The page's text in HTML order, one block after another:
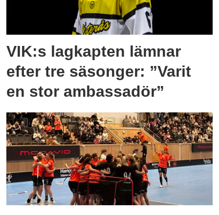
VIK:s lagkapten lämnar
efter tre säsonger: ”Varit
en stor ambassadör”